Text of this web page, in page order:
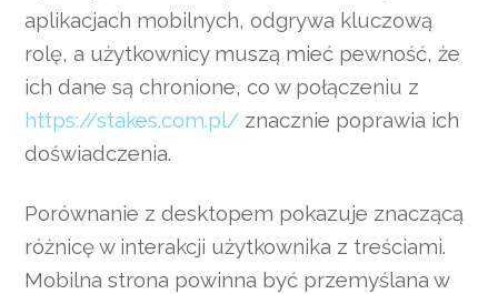
aplikacjach mobilnych, odgrywa kluczową
rolę, a użytkownicy muszą mieć pewność, że
ich dane są chronione, co w połączeniu z
https://stakes.com.pl/ znacznie poprawia ich
doświadczenia.
Porównanie z desktopem pokazuje znaczącą
różnicę w interakcji użytkownika z treściami.
Mobilna strona powinna być przemyślana w